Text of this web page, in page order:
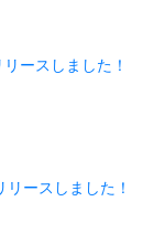
ースしました！
ースしました！